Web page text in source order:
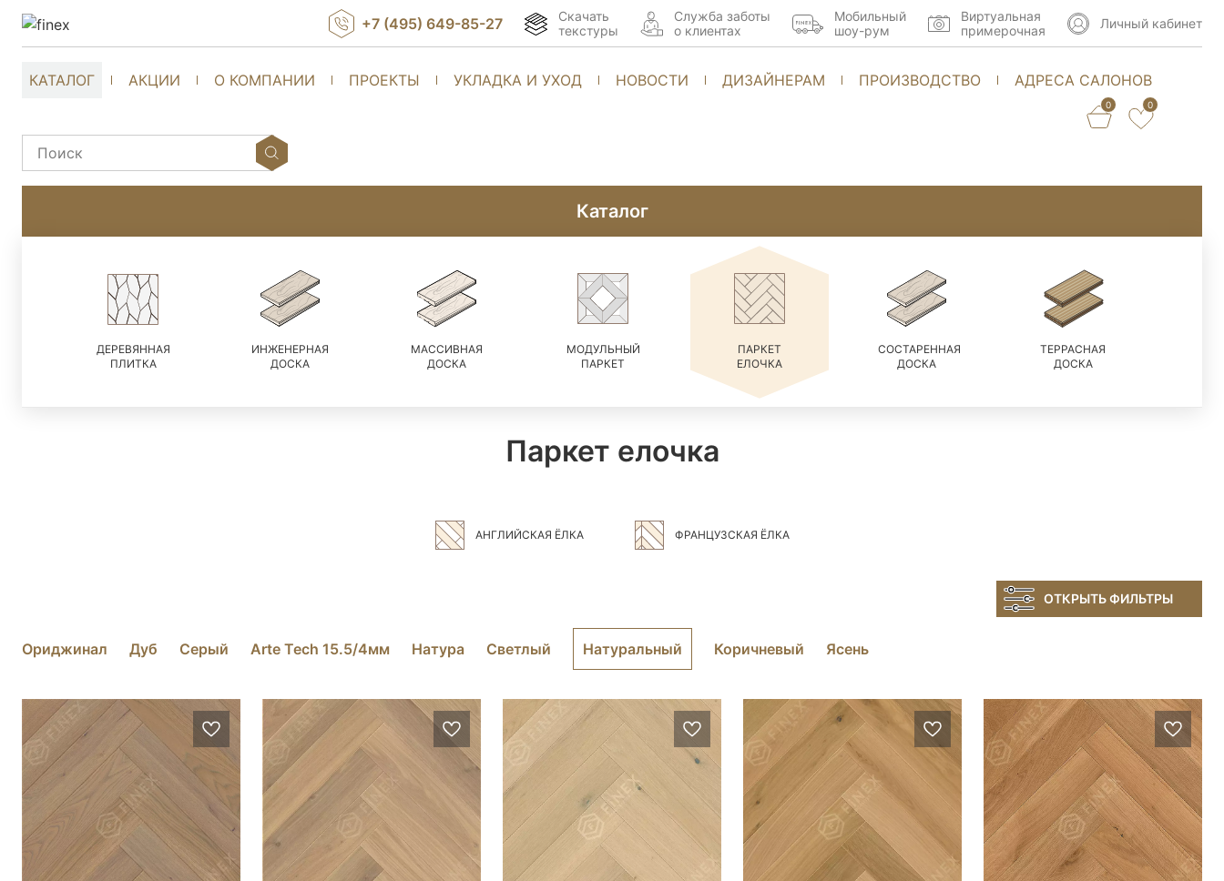
КАТАЛОГ АКЦИИ О КОМПАНИИ ПРОЕКТЫ УКЛАДКА И УХОД НОВОСТИ ДИЗАЙНЕРАМ ПРОИЗВОДСТВО АДРЕСА САЛОНОВ
0 0
+7 (495) 649-85-27
Скачать
текстуры
Cлужба заботы
о клиентах
Мобильный
шоу-рум
Виртуальная
примерочная
Личный кабинет
Каталог
ДЕРЕВЯННАЯ
ПЛИТКА
ИНЖЕНЕРНАЯ
ДОСКА
МАССИВНАЯ
ДОСКА
МОДУЛЬНЫЙ
ПАРКЕТ
ПАРКЕТ
ЕЛОЧКА
СОСТАРЕННАЯ
ДОСКА
ТЕРРАСНАЯ
ДОСКА
Паркет елочка
АНГЛИЙСКАЯ ЁЛКА ФРАНЦУЗСКАЯ ЁЛКА
ОТКРЫТЬ ФИЛЬТРЫ
Ориджинал Дуб Серый Arte Tech 15.5/4мм Натура Светлый Натуральный Коричневый Ясень